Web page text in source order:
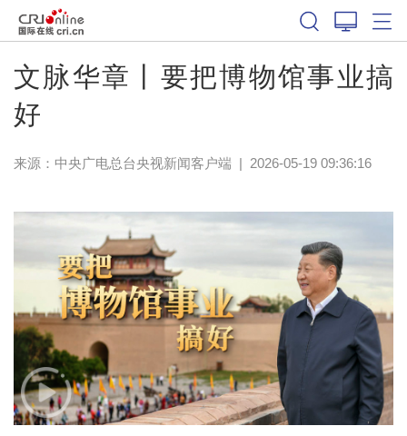
文脉华章丨要把博物馆事业搞
好
来源： 中央广电总台央视新闻客户端 | 2026-05-19 09:36:16